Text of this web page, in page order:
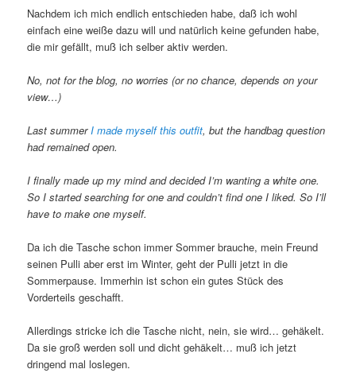
Nachdem ich mich endlich entschieden habe, daß ich wohl
einfach eine weiße dazu will und natürlich keine gefunden habe,
die mir gefällt, muß ich selber aktiv werden.
No, not for the blog, no worries (or no chance, depends on your
view…)
Last summer I made myself this outfit, but the handbag question
had remained open.
I finally made up my mind and decided I’m wanting a white one.
So I started searching for one and couldn’t find one I liked. So I’ll
have to make one myself.
Da ich die Tasche schon immer Sommer brauche, mein Freund
seinen Pulli aber erst im Winter, geht der Pulli jetzt in die
Sommerpause. Immerhin ist schon ein gutes Stück des
Vorderteils geschafft.
Allerdings stricke ich die Tasche nicht, nein, sie wird… gehäkelt.
Da sie groß werden soll und dicht gehäkelt… muß ich jetzt
dringend mal loslegen.